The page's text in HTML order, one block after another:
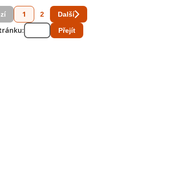
1 2 Další
Přejít